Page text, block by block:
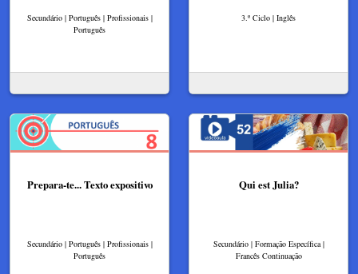
Secundário | Português | Profissionais |
Português
3.º Ciclo | Inglês
Prepara-te... Texto expositivo
Secundário | Português | Profissionais |
Português
Qui est Julia?​
Secundário | Formação Específica |
Francês Continuação